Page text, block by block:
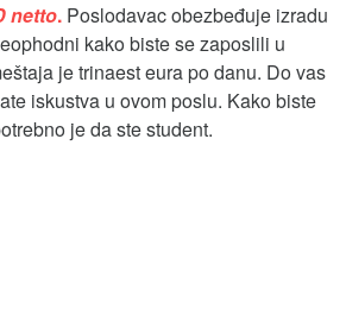
netto. Poslodavac obezbeđuje izradu
kako biste se zaposlili u
je trinaest eura po danu. Do vas
iskustva u ovom poslu. Kako biste
je da ste student.